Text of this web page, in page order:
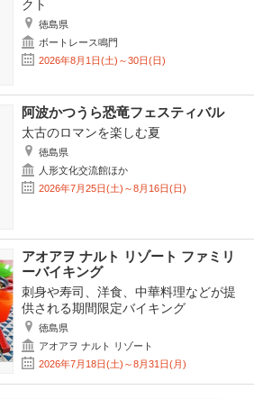
クト
徳島県
ボートレース鳴門
2026年8月1日(土)～30日(日)
阿波かつうら恐竜フェスティバル
太古のロマンを楽しむ夏
徳島県
人形文化交流館ほか
2026年7月25日(土)～8月16日(日)
アオアヲ ナルト リゾート ファミリ
ーバイキング
刺身や寿司、洋食、中華料理などが提
供される期間限定バイキング
徳島県
アオアヲ ナルト リゾート
2026年7月18日(土)～8月31日(月)